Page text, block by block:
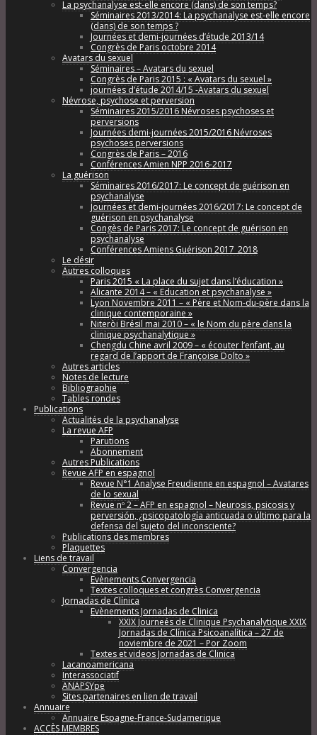
La psychanalyse est-elle encore (dans) de son temps?
Séminaires 2013/2014: La psychanalyse est-elle encore
(dans) de son temps ?
Journées et demi-journées d’étude 2013/14
Congrès de Paris octobre 2014
Avatars du sexuel
Séminaires – Avatars du sexuel
Congrès de Paris 2015 : « Avatars du sexuel »
journées d’étude 2014/15 -Avatars du sexuel
Névrose, psychose et perversion
Séminaires 2015/2016 Névroses psychoses et
perversions
Journées demi-journées 2015/2016 Névroses
psychoses perversions
Congrès de Paris – 2016
Conférences Amien NPP 2016-2017
La guérison
Séminaires 2016/2017: Le concept de guérison en
psychanalyse
Journées et demi-journées 2016/2017: Le concept de
guérison en psychanalyse
Congès de Paris 2017: Le concept de guérison en
psychanalyse
Conférences Amiens Guérison 2017_2018
Le désir
Autres colloques
Paris 2015 « La place du sujet dans l’éducation »
Alicante 2014 – « Education et psychanalyse »
Lyon Novembre 2011 – « Père et Nom-du-père dans la
clinique contemporaine »
Niteròi Brésil mai 2010 – « le Nom du père dans la
clinique psychanalytique »
Chengdu Chine avril 2009 – « écouter l’enfant, au
regard de l’apport de Françoise Dolto »
Autres articles
Notes de lecture
Bibliographie
Tables rondes
Publications
Actualités de la psychanalyse
La revue AFP
Parutions
Abonnement
Autres Publications
Revue AFP en espagnol
Revue N°1 Analyse Freudienne en espagnol – Avatares
de lo sexual
Revue nº 2 – AFP en espagnol – Neurosis, psicosis y
perversión, ¿psicopatología anticuada o último para la
defensa del sujeto del inconsciente?
Publications des membres
Plaquettes
Liens de travail
Convergencia
Evènements Convergencia
Textes colloques et congrès Convergencia
Jornadas de Clínica
Evènements Jornadas de Clinica
XXIX Journeés de Clinique Psychanalytique XXIX
Jornadas de Clínica Psicoanalítica – 27 de
noviembre de 2021 – Por Zoom
Textes et videos Jornadas de Clinica
Lacanoamericana
Interassociatif
ANAPSYpe
Sites partenaires en lien de travail
Annuaire
Annuaire Espagne-France-Sudamerique
ACCÈS MEMBRES